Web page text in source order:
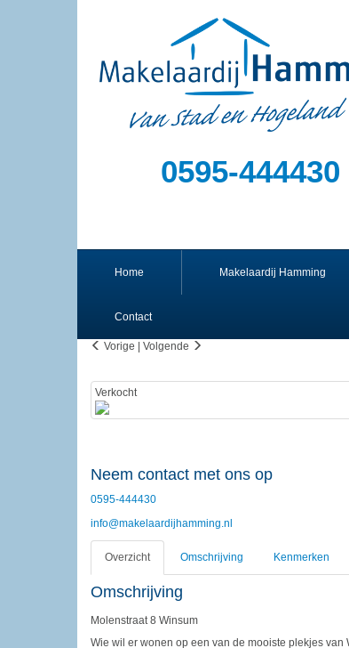
0595-444430
Home Makelaardij Hamming
Contact
Vorige Volgende
Verkocht
Neem contact met ons op
0595-444430
info@makelaardijhamming.nl
Overzicht Omschrijving Kenmerken
Omschrijving
Molenstraat 8 Winsum
Wie wil er wonen op een van de mooiste plekjes